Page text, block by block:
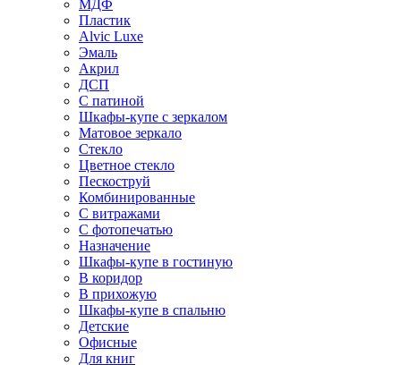
МДФ
Пластик
Alvic Luxe
Эмаль
Акрил
ДСП
С патиной
Шкафы-купе с зеркалом
Матовое зеркало
Стекло
Цветное стекло
Пескоструй
Комбинированные
С витражами
С фотопечатью
Назначение
Шкафы-купе в гостиную
В коридор
В прихожую
Шкафы-купе в спальню
Детские
Офисные
Для книг